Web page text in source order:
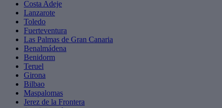
Costa Adeje
Lanzarote
Toledo
Fuerteventura
Las Palmas de Gran Canaria
Benalmádena
Benidorm
Teruel
Girona
Bilbao
Maspalomas
Jerez de la Frontera